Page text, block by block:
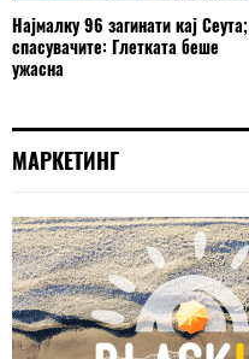
Најмалку 96 загинати кај Сеута;
спасувачите: Глетката беше
ужасна
МАРКЕТИНГ